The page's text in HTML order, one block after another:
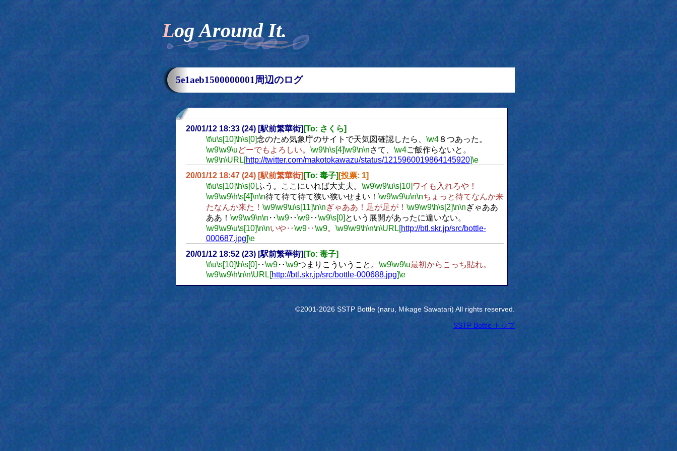
Log Around It.
5e1aeb1500000001周辺のログ
20/01/12 18:33 (24) [駅前繁華街] [To: さくら]
\t\u\s[10]\h\s[0]念のため気象庁のサイトで天気図確認したら、 \w4８つあった。
\w9\w9\uどーでもよろしい。 \w9\h\s[4]\w9\n\nさて、 \w4ご飯作らないと。
\w9\n\URL[http://twitter.com/makotokawazu/status/1215960019864145920]\e
20/01/12 18:47 (24) [駅前繁華街] [To: 毒子] [投票: 1]
\t\u\s[10]\h\s[0]ふう。ここにいれば大丈夫。 \w9\w9\u\s[10] ワイも入れろや！
\w9\w9\h\s[4]\n\n待て待て待て狭い狭いせまい！ \w9\w9\u\n\nちょっと待てなんか来
たなんか来た！ \w9\w9\u\s[11]\n\nぎゃああ！足が足が！ \w9\w9\h\s[2]\n\nぎゃああ
ああ！ \w9\w9\n\n ‥\w9‥\w9‥\w9\s[0] という展開があったに違いない。
\w9\w9\u\s[10]\n\nいや‥\w9‥\w9。 \w9\w9\h\n\n\URL[http://btl.skr.jp/src/bottle-
000687.jpg]\e
20/01/12 18:52 (23) [駅前繁華街] [To: 毒子]
\t\u\s[10]\h\s[0] ‥\w9‥\w9つまりこういうこと。 \w9\w9\u最初からこっち貼れ。
\w9\w9\h\n\n\URL[http://btl.skr.jp/src/bottle-000688.jpg]\e
©2001-2026 SSTP Bottle (naru, Mikage Sawatari) All rights reserved.
SSTP Bottle トップ